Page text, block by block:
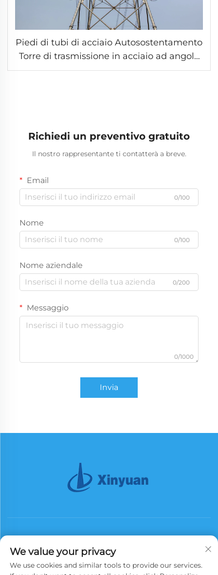
Piedi di tubi di acciaio Autosostentamento
Torre di trasmissione in acciaio ad angolo
galvanizzato pilastro di rete ad alta
Richiedi un preventivo gratuito
Il nostro rappresentante ti contatterà a breve.
Email
0/100
Nome
0/100
Nome aziendale
0/200
Messaggio
0/1000
Invia
Iscriviti
We value your privacy
We use cookies and similar tools to provide our services.